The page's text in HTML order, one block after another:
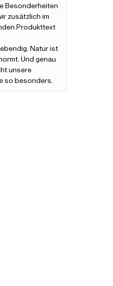
Besonderheiten
zusätzlich im
Produkttext
Natur ist
Und genau
unsere
so besonders.